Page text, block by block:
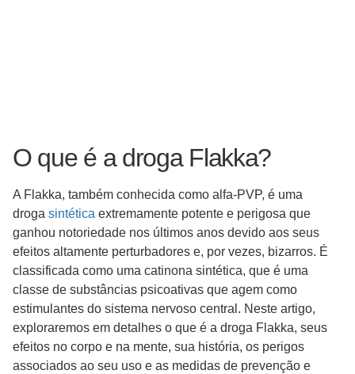
O que é a droga Flakka?
A Flakka, também conhecida como alfa-PVP, é uma
droga sintética extremamente potente e perigosa que
ganhou notoriedade nos últimos anos devido aos seus
efeitos altamente perturbadores e, por vezes, bizarros. É
classificada como uma catinona sintética, que é uma
classe de substâncias psicoativas que agem como
estimulantes do sistema nervoso central. Neste artigo,
exploraremos em detalhes o que é a droga Flakka, seus
efeitos no corpo e na mente, sua história, os perigos
associados ao seu uso e as medidas de prevenção e